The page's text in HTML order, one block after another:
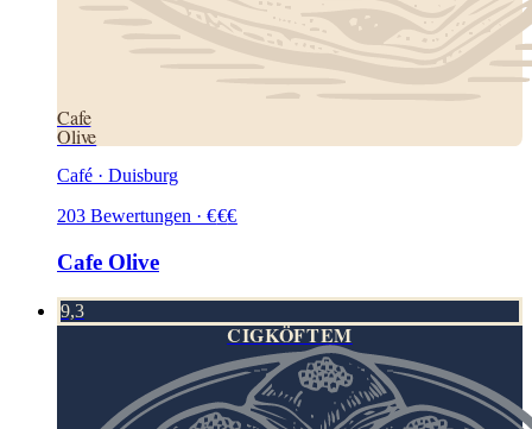
Cafe
Olive
Café · Duisburg
203 Bewertungen · €€€
Cafe Olive
9,3
CIGKÖFTEM